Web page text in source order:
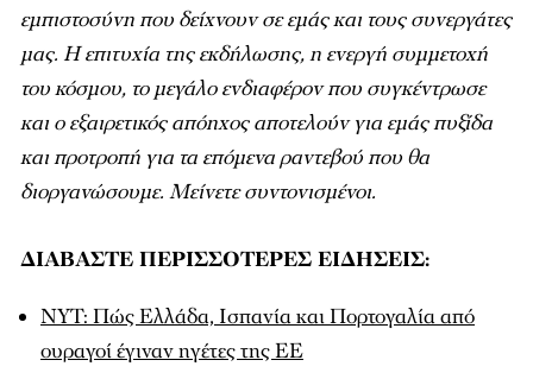
εμπιστοσύνη που δείχνουν σε εμάς και τους συνεργάτες
μας. Η επιτυχία της εκδήλωσης, η ενεργή συμμετοχή
του κόσμου, το μεγάλο ενδιαφέρον που συγκέντρωσε
και ο εξαιρετικός απόηχος αποτελούν για εμάς πυξίδα
και προτροπή για τα επόμενα ραντεβού που θα
διοργανώσουμε. Μείνετε συντονισμένοι.
ΔΙΑΒΑΣΤΕ ΠΕΡΙΣΣΟΤΕΡΕΣ ΕΙΔΗΣΕΙΣ:
NYT: Πώς Ελλάδα, Ισπανία και Πορτογαλία από
ουραγοί έγιναν ηγέτες της ΕΕ